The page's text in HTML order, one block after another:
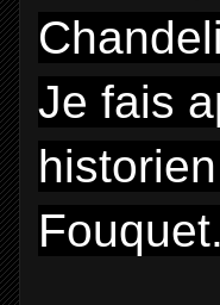
Je fais
Fouquet.